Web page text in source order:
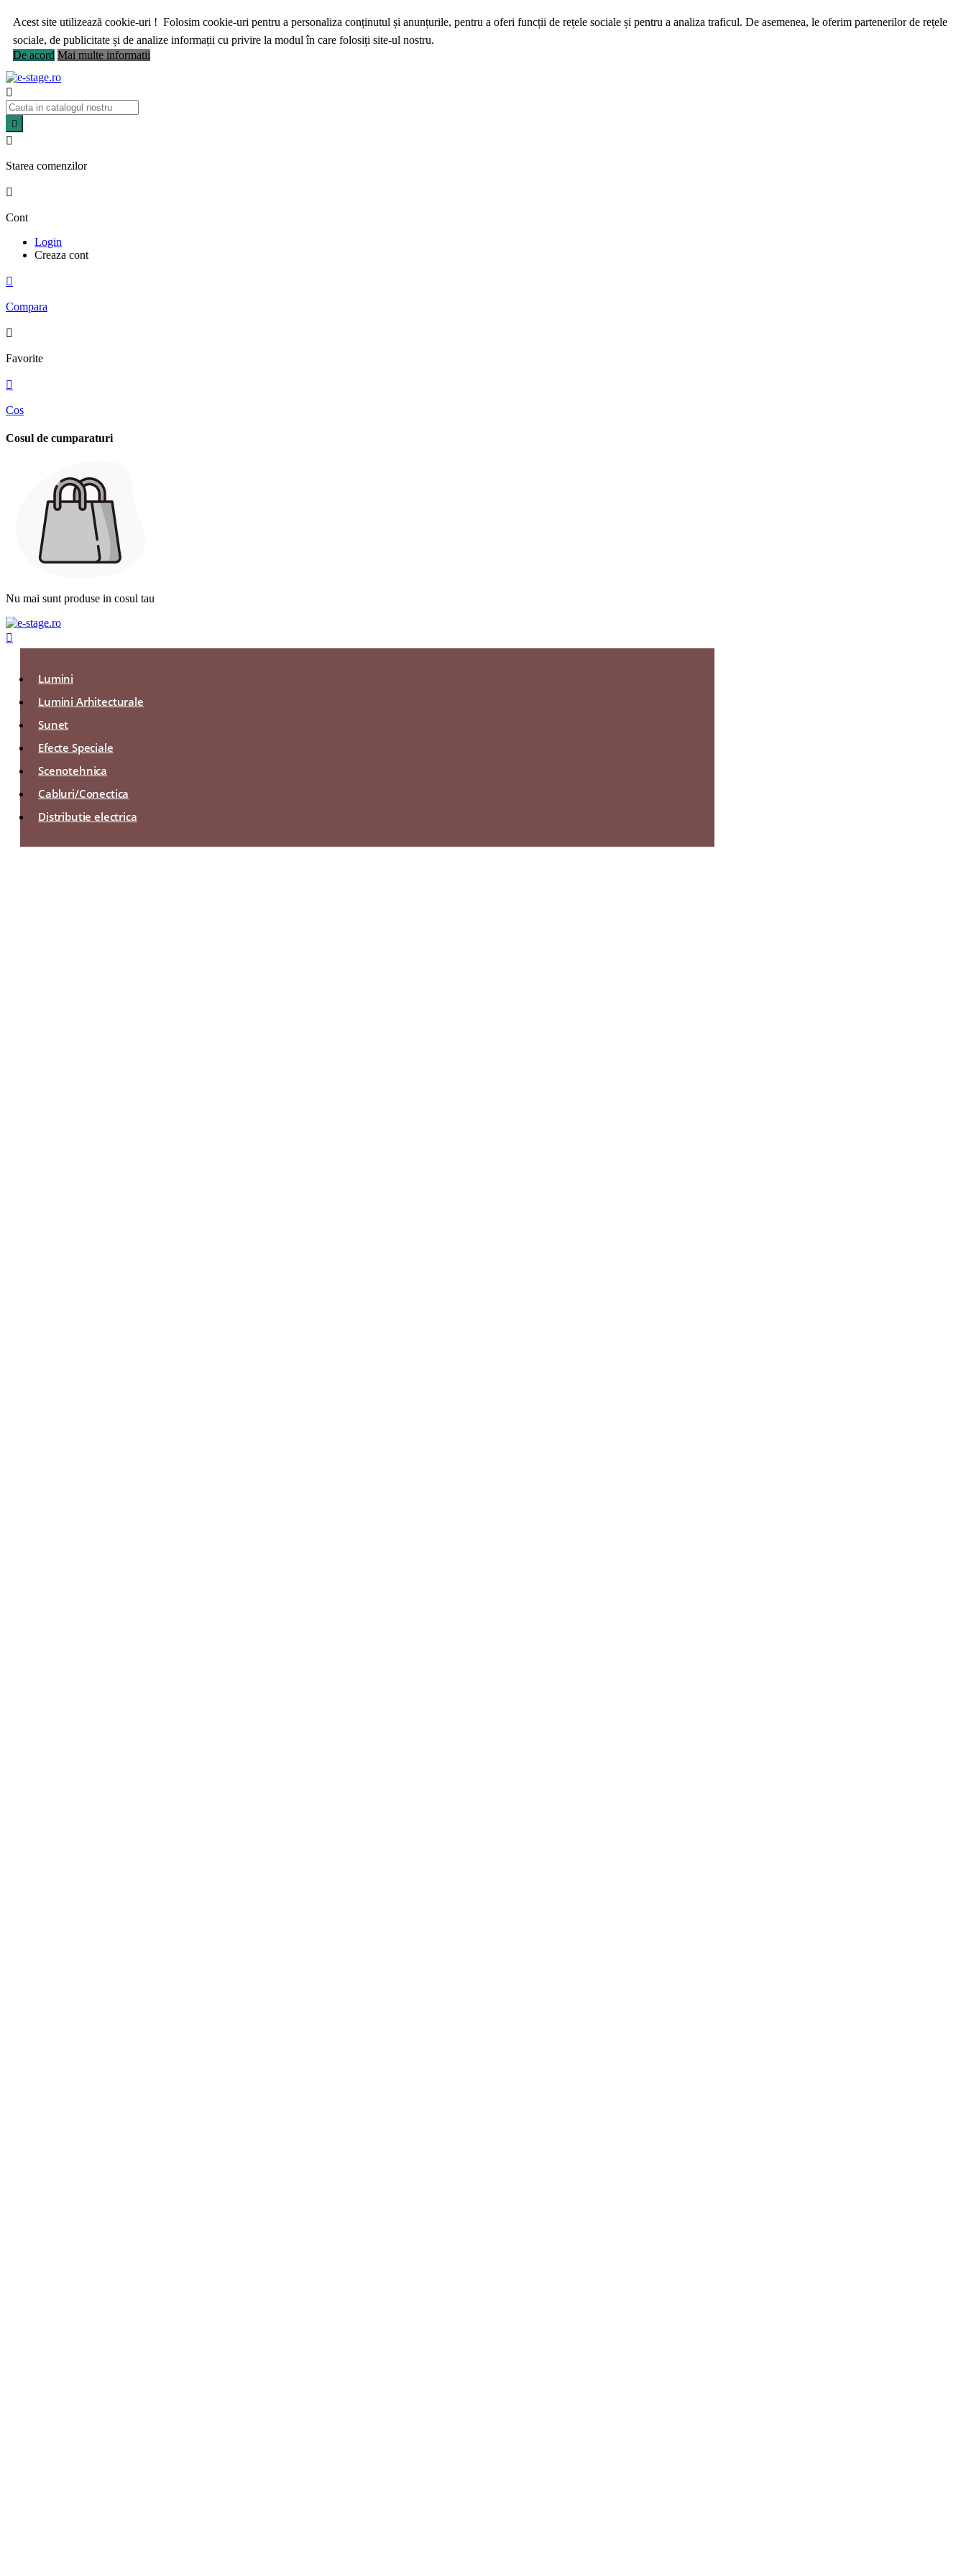
Acest site utilizează cookie-uri ! Folosim cookie-uri pentru a personaliza conținutul și anunțurile, pentru a oferi funcții de rețele sociale și pentru a analiza traficul. De asemenea, le oferim partenerilor de rețele
sociale, de publicitate și de analize informații cu privire la modul în care folosiți site-ul nostru.
De acord Mai multe informatii



Starea comenzilor

Cont
Login
Creaza cont

Compara

Favorite

Cos
Cosul de cumparaturi
Nu mai sunt produse in cosul tau

Lumini
Lumini Arhitecturale
Sunet
Efecte Speciale
Scenotehnica
Cabluri/Conectica
Distributie electrica